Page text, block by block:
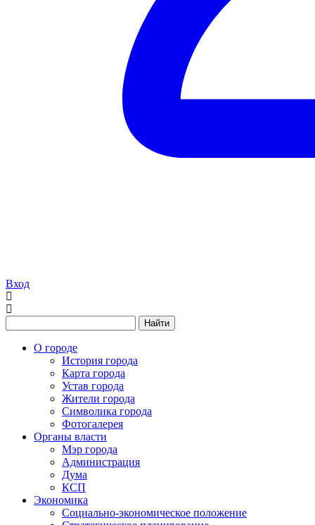
Вход
Найти
О городе
История города
Карта города
Устав города
Жители города
Символика города
Фотогалерея
Органы власти
Мэр города
Администрация
Дума
КСП
Экономика
Социально-экономическое положение